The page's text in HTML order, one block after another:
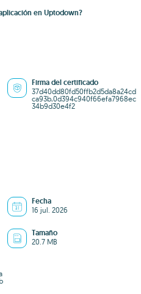
en Uptodown?
Firma del certificado
37d40dd80fd50ffb2d5da8a24cd
ca93b,0d394c940f66efa7968ec
34b9d30e4f2
Fecha
16 jul. 2026
Tamaño
20.7 MB